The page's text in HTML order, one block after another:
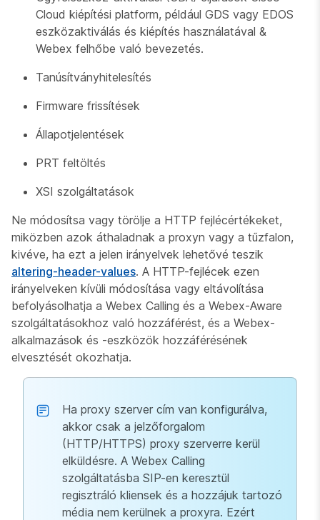
Cloud kiépítési platform, például GDS vagy EDOS
eszközaktiválás és kiépítés használatával &
Webex felhőbe való bevezetés.
Tanúsítványhitelesítés
Firmware frissítések
Állapotjelentések
PRT feltöltés
XSI szolgáltatások
Ne módosítsa vagy törölje a HTTP fejlécértékeket,
miközben azok áthaladnak a proxyn vagy a tűzfalon,
kivéve, ha ezt a jelen irányelvek lehetővé teszik
altering-header-values. A HTTP-fejlécek ezen
irányelveken kívüli módosítása vagy eltávolítása
befolyásolhatja a Webex Calling és a Webex-Aware
szolgáltatásokhoz való hozzáférést, és a Webex-
alkalmazások és -eszközök hozzáférésének
elvesztését okozhatja.
Ha proxy szerver cím van konfigurálva,
akkor csak a jelzőforgalom
(HTTP/HTTPS) proxy szerverre kerül
elküldésre. A Webex Calling
szolgáltatásba SIP-en keresztül
regisztráló kliensek és a hozzájuk tartozó
média nem kerülnek a proxyra. Ezért